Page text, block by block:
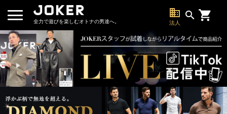
全力で遊びを楽しむオトナの男達へ。
business
法人
search